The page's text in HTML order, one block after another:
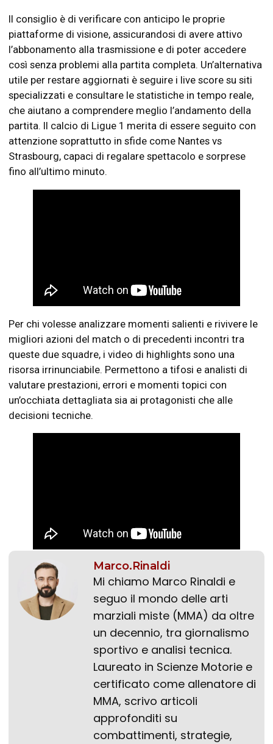
Il consiglio è di verificare con anticipo le proprie
piattaforme di visione, assicurandosi di avere attivo
l’abbonamento alla trasmissione e di poter accedere
così senza problemi alla partita completa. Un’alternativa
utile per restare aggiornati è seguire i live score su siti
specializzati e consultare le statistiche in tempo reale,
che aiutano a comprendere meglio l’andamento della
partita. Il calcio di Ligue 1 merita di essere seguito con
attenzione soprattutto in sfide come Nantes vs
Strasbourg, capaci di regalare spettacolo e sorprese
fino all’ultimo minuto.
Per chi volesse analizzare momenti salienti e rivivere le
migliori azioni del match o di precedenti incontri tra
queste due squadre, i video di highlights sono una
risorsa irrinunciabile. Permettono a tifosi e analisti di
valutare prestazioni, errori e momenti topici con
un’occhiata dettagliata sia ai protagonisti che alle
decisioni tecniche.
Marco.Rinaldi
Mi chiamo Marco Rinaldi e
seguo il mondo delle arti
marziali miste (MMA) da oltre
un decennio, tra giornalismo
sportivo e analisi tecnica.
Laureato in Scienze Motorie e
certificato come allenatore di
MMA, scrivo articoli
approfonditi su
combattimenti, strategie,